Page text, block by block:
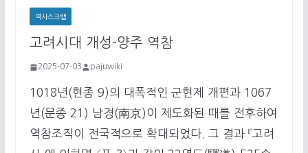
역사스크랩
고려시대 개성-양주 역참
2025-07-03 pajuwiki
1018년(현종 9)의 대폭적인 군현제 개편과 1067
년(문종 21) 남경(南京)이 제도화된 때를 전후하여
역참조직이 전국적으로 확대되었다. 그 결과 『고려